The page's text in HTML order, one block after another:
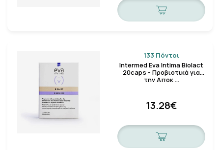
133 Πόντοι
Intermed Eva Intima Biolact
20caps - Προβιοτικά για
την Αποκ …
13.28€